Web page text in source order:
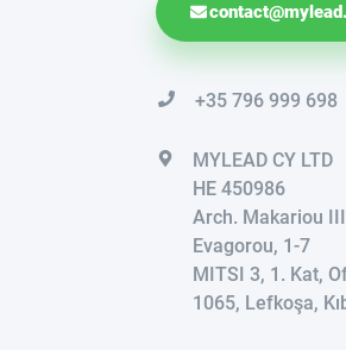
+35 796 999 698
MYLEAD CY LTD
HE 450986
Arch. Makariou
Evagorou, 1-7
MITSI 3, 1. Kat,
1065, Lefkoşa,